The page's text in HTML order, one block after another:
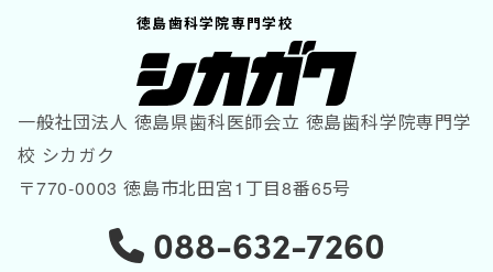
徳島歯科学院専門学校
一般社団法人 徳島県歯科医師会立 徳島歯科学院専門学
校 シカガク
〒770-0003 徳島市北田宮1丁目8番65号
088-632-7260